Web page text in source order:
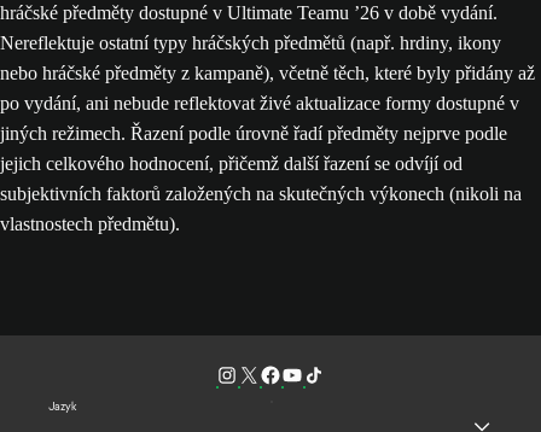
hráčské předměty dostupné v Ultimate Teamu ’26 v době vydání.
Nereflektuje ostatní typy hráčských předmětů (např. hrdiny, ikony
nebo hráčské předměty z kampaně), včetně těch, které byly přidány až
po vydání, ani nebude reflektovat živé aktualizace formy dostupné v
jiných režimech. Řazení podle úrovně řadí předměty nejprve podle
jejich celkového hodnocení, přičemž další řazení se odvíjí od
subjektivních faktorů založených na skutečných výkonech (nikoli na
vlastnostech předmětu).
Jazyk